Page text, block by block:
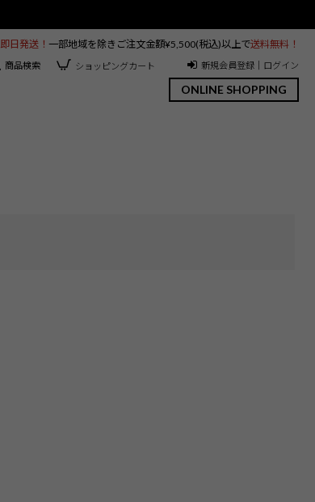
ONLINE SHOPPING
即日発送！ 一部地域を除きご注文金額¥5,500(税込)以上で送料無料！
商品検索 ショッピングカート 新規会員登録｜ログイン